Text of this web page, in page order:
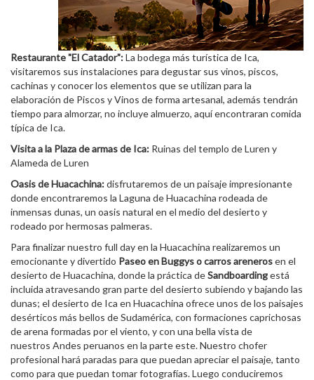
Restaurante "El Catador":La bodega más turística de Ica,
visitaremos sus instalaciones para degustar sus vinos, piscos,
cachinas y conocer los elementos que se utilizan para la
elaboración de Piscos y Vinos de forma artesanal, además tendrán
tiempo para almorzar, no incluye almuerzo, aquí encontraran comida
típica de Ica.
Visita a la Plaza de armas de Ica: Ruinas del templo de Luren y
Alameda de Luren
Oasis de Huacachina:disfrutaremos de un paisaje impresionante
donde encontraremos la Laguna de Huacachina rodeada de
inmensas dunas, un oasis natural en el medio del desierto y
rodeado por hermosas palmeras.
Para finalizar nuestro full day en la Huacachina realizaremos un
emocionante y divertido Paseo en Buggys o carros arenerosen el
desierto de Huacachina, donde la práctica deSandboardingestá
incluida atravesando gran parte del desierto subiendo y bajando las
dunas; el desierto de Ica en Huacachina ofrece unos de los paisajes
desérticos más bellos de Sudamérica, con formaciones caprichosas
de arena formadas porel viento, y con una bella vista de
nuestros Andes peruanos en la parte este. Nuestro chofer
profesional hará paradas para que puedan apreciar el paisaje, tanto
como para que puedan tomar fotografías. Luego conduciremos